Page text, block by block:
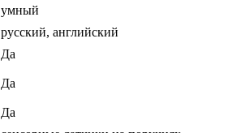
умный
русский, английский
Да
Да
Да